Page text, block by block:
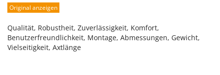
Zinkeneggen
M
M.A.I.BO.
Macom
Macte Ovens
Leistung
Qualität / Preis
Schwierigkeitsgrad Zusammenbau
Original anzeigen
Qualität, Robustheit, Zuverlässigkeit, Komfort,
Benutzerfreundlichkeit, Montage, Abmessungen, Gewicht,
Vielseitigkeit, Axtlänge